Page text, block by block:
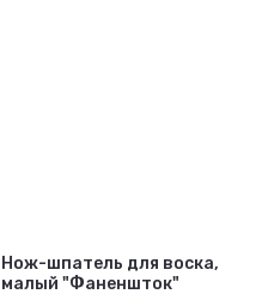
Нож-шпатель для воска,
малый "Фаненшток"